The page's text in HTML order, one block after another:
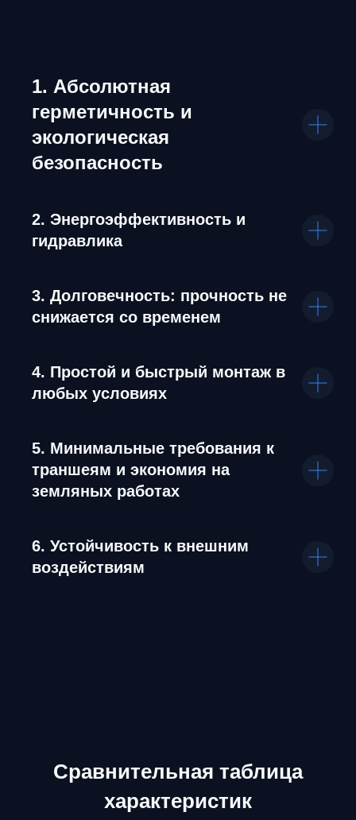
1. Абсолютная
герметичность и
экологическая
безопасность
2. Энергоэффективность и
гидравлика
3. Долговечность: прочность не
снижается со временем
4. Простой и быстрый монтаж в
любых условиях
5. Минимальные требования к
траншеям и экономия на
земляных работах
6. Устойчивость к внешним
воздействиям
Сравнительная таблица
характеристик